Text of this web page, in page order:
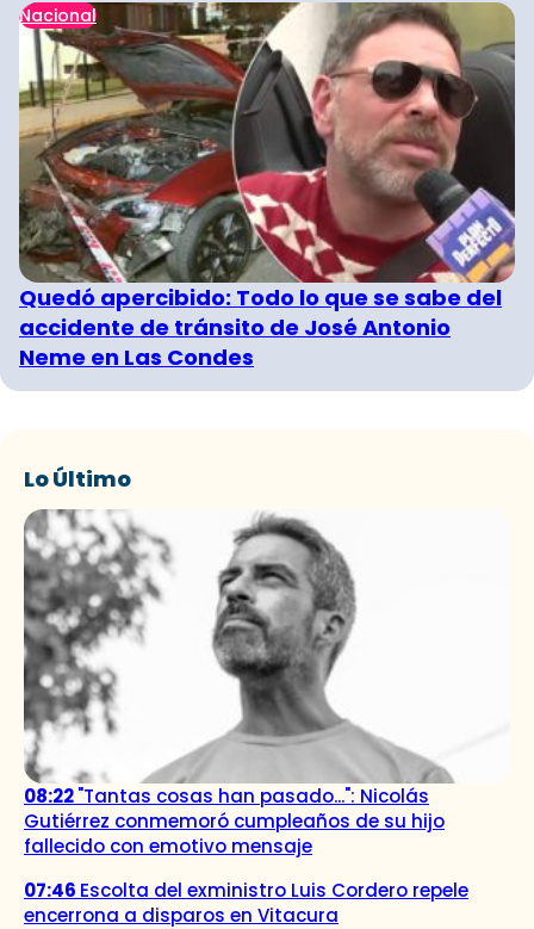
Nacional
Quedó apercibido: Todo lo que se sabe del
accidente de tránsito de José Antonio
Neme en Las Condes
Lo Último
08:22"Tantas cosas han pasado...": Nicolás
Gutiérrez conmemoró cumpleaños de su hijo
fallecido con emotivo mensaje
07:46 Escolta del exministro Luis Cordero repele
encerrona a disparos en Vitacura